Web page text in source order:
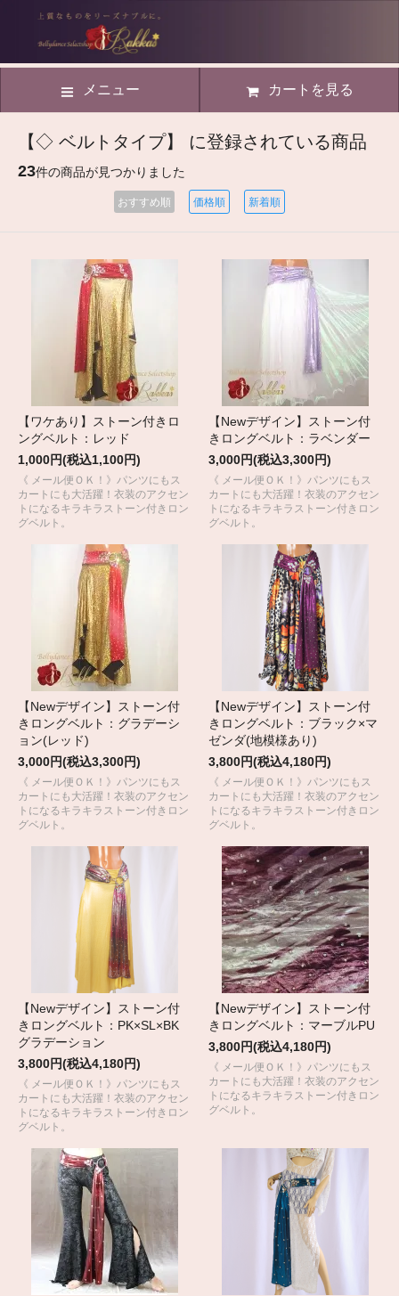
メニュー カートを見る
【◇ ベルトタイプ】 に登録されている商品
23件の商品が見つかりました
おすすめ順 価格順 新着順
【ワケあり】ストーン付きロ
ングベルト：レッド
1,000円(税込1,100円)
《 メール便ＯＫ！》パンツにもス
カートにも大活躍！衣装のアクセン
トになるキラキラストーン付きロン
グベルト。
【Newデザイン】ストーン付
きロングベルト：ラベンダー
3,000円(税込3,300円)
《 メール便ＯＫ！》パンツにもス
カートにも大活躍！衣装のアクセン
トになるキラキラストーン付きロン
グベルト。
【Newデザイン】ストーン付
きロングベルト：グラデーシ
ョン(レッド)
3,000円(税込3,300円)
《 メール便ＯＫ！》パンツにもス
カートにも大活躍！衣装のアクセン
トになるキラキラストーン付きロン
グベルト。
【Newデザイン】ストーン付
きロングベルト：ブラック×マ
ゼンダ(地模様あり)
3,800円(税込4,180円)
《 メール便ＯＫ！》パンツにもス
カートにも大活躍！衣装のアクセン
トになるキラキラストーン付きロン
グベルト。
【Newデザイン】ストーン付
きロングベルト：PK×SL×BK
グラデーション
3,800円(税込4,180円)
《 メール便ＯＫ！》パンツにもス
カートにも大活躍！衣装のアクセン
トになるキラキラストーン付きロン
グベルト。
【Newデザイン】ストーン付
きロングベルト：マーブルPU
3,800円(税込4,180円)
《 メール便ＯＫ！》パンツにもス
カートにも大活躍！衣装のアクセン
トになるキラキラストーン付きロン
グベルト。